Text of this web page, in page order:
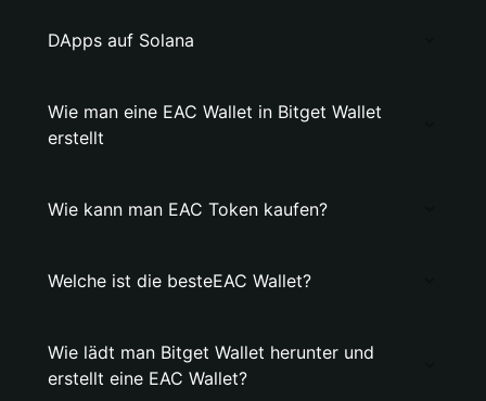
DApps auf Solana
Wie man eine EAC Wallet in Bitget Wallet
erstellt
Wie kann man EAC Token kaufen?
Welche ist die besteEAC Wallet?
Wie lädt man Bitget Wallet herunter und
erstellt eine EAC Wallet?